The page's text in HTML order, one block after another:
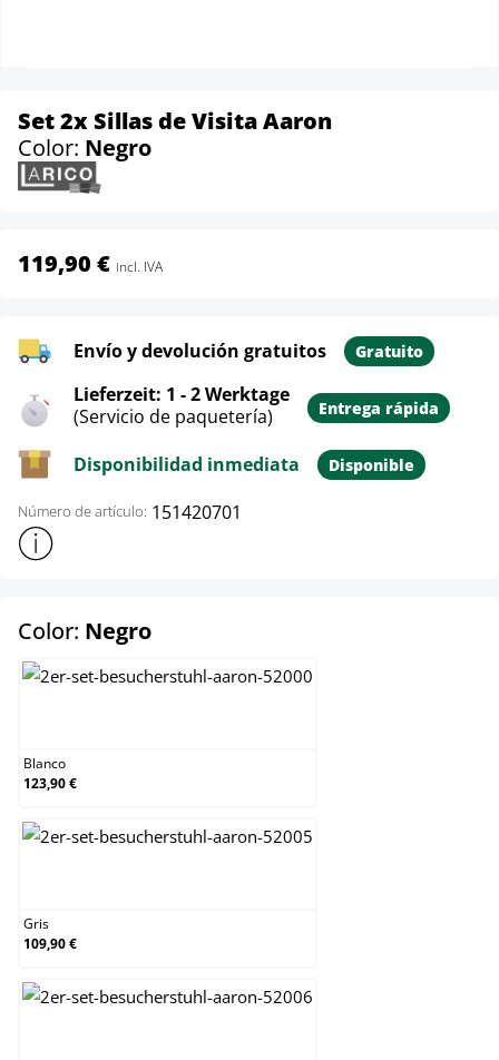
Set 2x Sillas de Visita Aaron
Color: Negro
119,90 € incl. IVA
Envío y devolución gratuitos Gratuito
Lieferzeit: 1 - 2 Werktage
(Servicio de paquetería)
Entrega rápida
Disponibilidad inmediata Disponible
Número de artículo: 151420701
Mostrar más información sobre el producto
Color: Negroselect
Blanco
123,90 €
Gris
109,90 €